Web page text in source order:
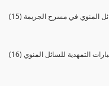
المنوي في مسرح الجريمة
التمهدية للسائل المنوي